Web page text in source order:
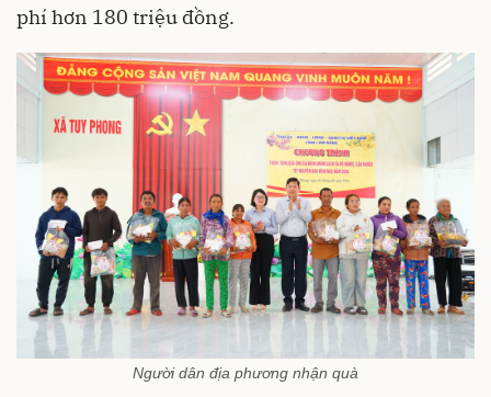
phí hơn 180 triệu đồng.
Người dân địa phương nhận quà